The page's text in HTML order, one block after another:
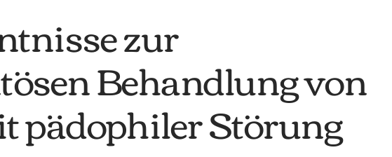
zur
Behandlung von
pädophiler Störung